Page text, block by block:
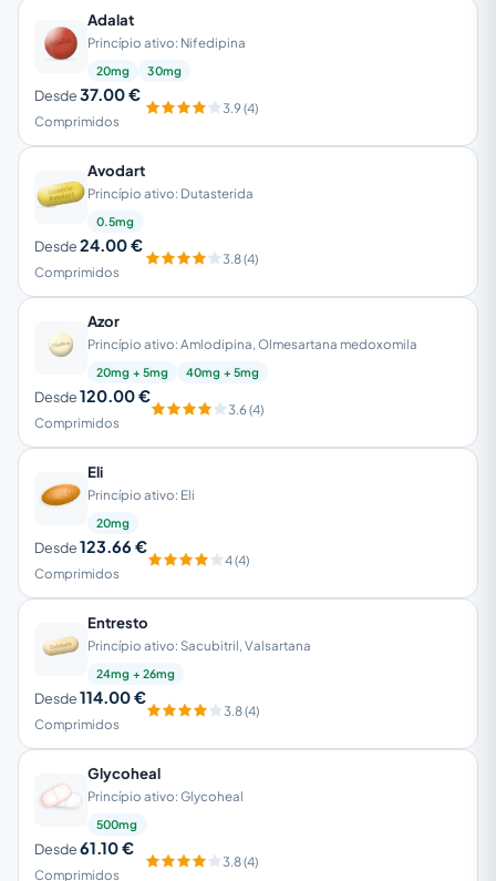
Entresto
Princípio ativo: Sacubitril, Valsartana
24mg + 26mg
Desde114.00 €
Comprimidos
3.8 (4)
Azor
Princípio ativo: Amlodipina, Olmesartana medoxomila
20mg + 5mg 40mg + 5mg
Desde120.00 €
Comprimidos
3.6 (4)
Glycoheal
Princípio ativo: Glycoheal
500mg
Desde61.10 €
Comprimidos
3.8 (4)
Avodart
Princípio ativo: Dutasterida
0.5mg
Desde24.00 €
Comprimidos
3.8 (4)
Adalat
Princípio ativo: Nifedipina
20mg 30mg
Desde37.00 €
Comprimidos
3.9 (4)
Eli
Princípio ativo: Eli
20mg
Desde123.66 €
Comprimidos
4 (4)